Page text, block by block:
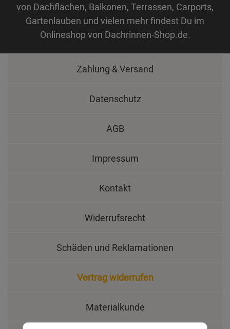
von Dachflächen, Balkonen, Terrassen, Carports,
Gartenlauben und vielen mehr findest Du im
Onlineshop von Dachrinnen-Shop.de.
Zahlung & Versand
Datenschutz
AGB
Impressum
Kontakt
Widerrufsrecht
Schäden und Reklamationen
Vertrag widerrufen
Materialkunde